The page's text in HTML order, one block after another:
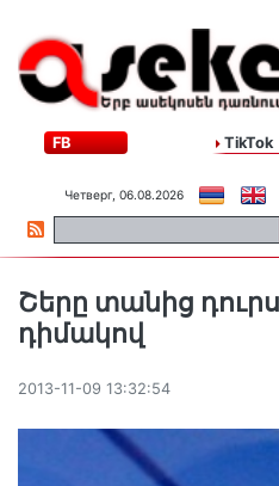
FB TikTok
Четверг, 06.08.2026
Շերը տանից
դիմակով
2013-11-09 13:32:54